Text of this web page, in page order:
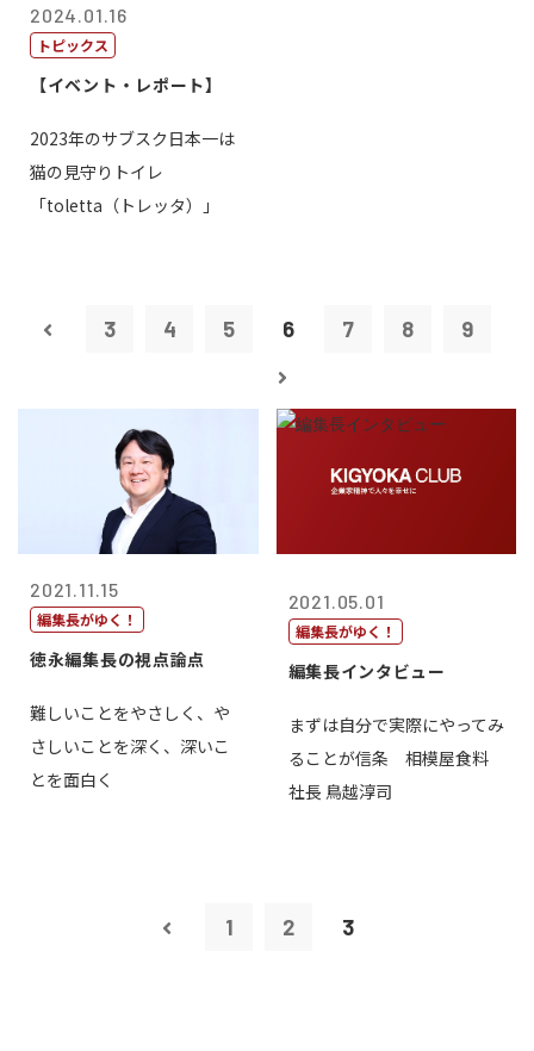
2024.01.16
トピックス
【イベント・レポート】
2023年のサブスク日本一は
猫の見守りトイレ
「toletta（トレッタ）」
3 4 5 6 7 8 9
2021.11.15
編集長がゆく！
徳永編集長の視点論点
難しいことをやさしく、や
さしいことを深く、深いこ
とを面白く
2021.05.01
編集長がゆく！
編集長インタビュー
まずは自分で実際にやってみ
ることが信条 相模屋食料
社長 鳥越淳司
1 2 3